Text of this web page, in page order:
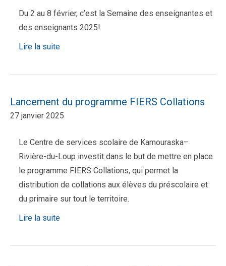
Du 2 au 8 février, c’est la Semaine des enseignantes et
des enseignants 2025!
Lire la suite
Lancement du programme FIERS Collations
27 janvier 2025
Le Centre de services scolaire de Kamouraska–
Rivière-du-Loup investit dans le but de mettre en place
le programme FIERS Collations, qui permet la
distribution de collations aux élèves du préscolaire et
du primaire sur tout le territoire.
Lire la suite